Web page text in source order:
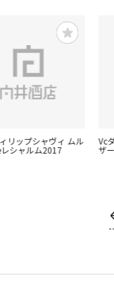
リップシャヴィ ムル
シャルム2017
Vc
ザ